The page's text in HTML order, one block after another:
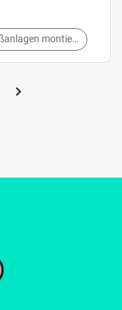
Schließanlagen montieren